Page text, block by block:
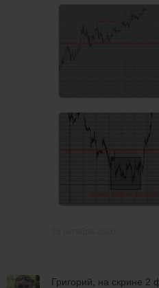
Григорий, на скрине 2